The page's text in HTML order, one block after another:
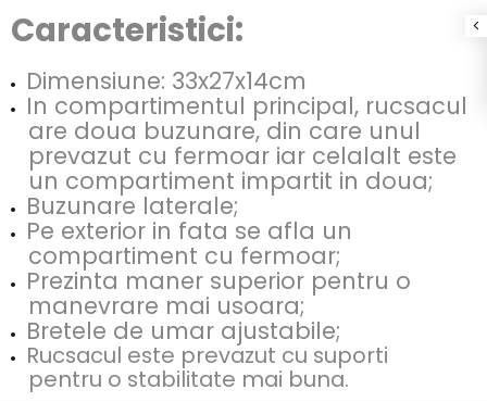
Caracteristici:
Dimensiune: 33x27x14cm
In compartimentul principal, rucsacul
are doua buzunare, din care unul
prevazut cu fermoar iar celalalt este
un compartiment impartit in doua;
Buzunare laterale;
Pe exterior in fata se afla un
compartiment cu fermoar;
Prezinta maner superior pentru o
manevrare mai usoara;
Bretele de umar ajustabile;
Rucsacul este prevazut cu suporti
pentru o stabilitate mai buna.